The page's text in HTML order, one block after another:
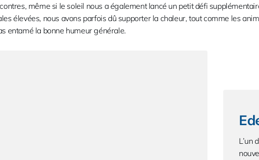
même si le soleil nous a également lancé un petit défi
élevées, nous avons parfois dû supporter la chaleur, tout comme les
entamé la bonne humeur générale.
L’un